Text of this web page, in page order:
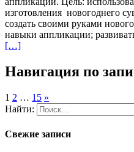
изготовления новогоднего
создать своими руками
навыки аппликации;
[…]
Навигация по
1 2 … 15 »
Найти:
Свежие записи